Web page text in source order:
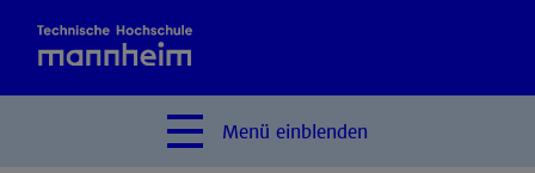
Menü einblenden